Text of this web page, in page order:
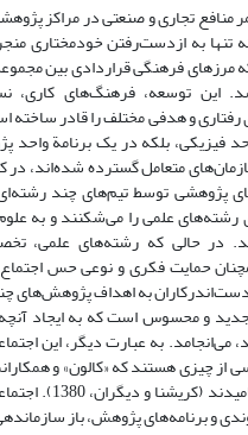
تجاری و صنعتی در مراکز
تنها به ازدست‌رفتن خودمختاری
فرهنگی قراردادی بین
این توسعه، فرهنگ‌های کاری،
و هدفی مختلف را قادر ساخته
فیزیکی، بلکه در یک برنامة
متعامل گسترده شده‌اند، در
پژوهشی توسط تیم‌های چند
رشته‌های علمی را می‌شکنند و به
در حالی که رشته‌های علمی،
حمایت فکری و نوعی حس اجتماع
به اهداف پژوهش‌های
و محسوس است که به ایجاد آنچه
می‌انجامد. به عبارت دیگر، این
از چیزی هستند که «کالون» و
ـ اقتصادی
و برنامه‌های پژوهش، باز